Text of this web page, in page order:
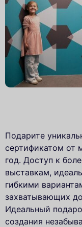
Подарите
сертификатом от
год. Доступ к
выставкам,
гибкими
захватывающих
Идеальный
создания